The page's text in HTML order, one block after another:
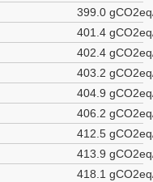
399.0
401.4
402.4
403.2
404.9
406.2
412.5
413.9
418.1